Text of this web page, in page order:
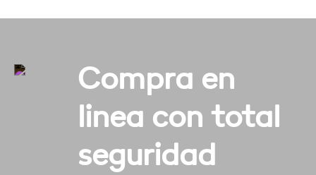
Compra en
linea con total
seguridad